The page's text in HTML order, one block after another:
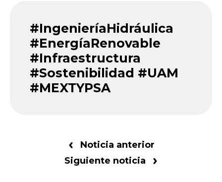
#IngenieríaHidráulica
#EnergíaRenovable
#Infraestructura
#Sostenibilidad #UAM
#MEXTYPSA
Noticia anterior
Siguiente noticia